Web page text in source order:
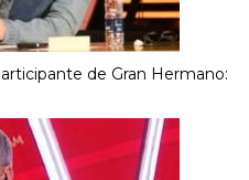
de Gran Hermano: